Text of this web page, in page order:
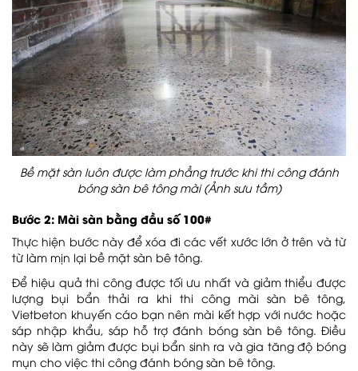
Bề mặt sàn luôn được làm phẳng trước khi thi công đánh
bóng sàn bê tông mài (Ảnh sưu tầm)
Bước 2: Mài sàn bằng đầu số 100#
Thực hiện bước này để xóa đi các vết xước lớn ở trên và từ
từ làm mịn lại bề mặt sàn bê tông.
Để hiệu quả thi công được tối ưu nhất và giảm thiểu được
lượng bụi bẩn thải ra khi thi công mài sàn bê tông,
Vietbeton khuyến cáo bạn nên mài kết hợp với nước hoặc
sáp nhập khẩu, sáp hỗ trợ đánh bóng sàn bê tông. Điều
này sẽ làm giảm được bụi bẩn sinh ra và gia tăng độ bóng
mụn cho việc thi công đánh bóng sàn bê tông.